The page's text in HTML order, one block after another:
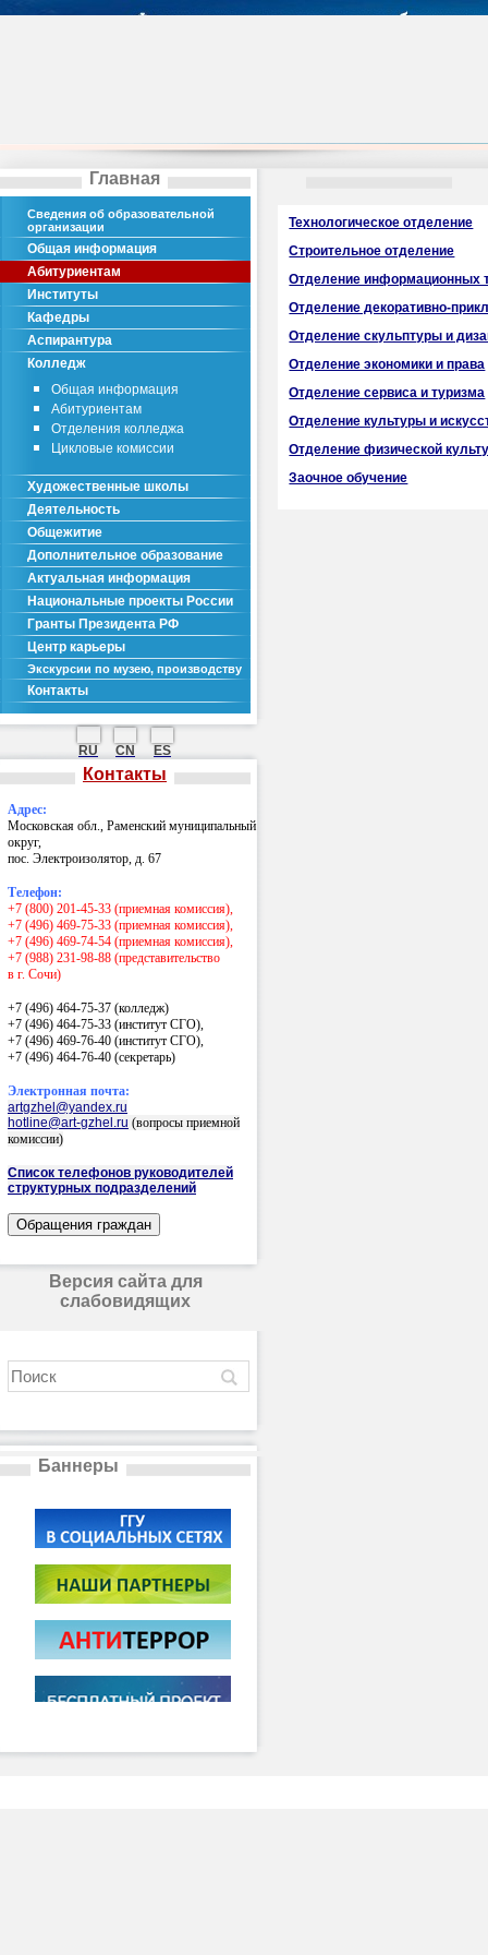
Главная
Сведения об образовательной
организации
Общая информация
Абитуриентам
Институты
Кафедры
Аспирантура
Колледж
Общая информация
Абитуриентам
Отделения колледжа
Цикловые комиссии
Художественные школы
Деятельность
Общежитие
Дополнительное образование
Актуальная информация
Национальные проекты России
Гранты Президента РФ
Центр карьеры
Экскурсии по музею, производству
Контакты
RU CN ES
Контакты
Адрес:
Московская обл., Раменский муниципальный
округ,
пос. Электроизолятор, д. 67
Телефон:
+7 (800) 201-45-33 (приемная комиссия),
+7 (496) 469-75-33 (приемная комиссия),
+7 (496) 469-74-54 (приемная комиссия),
+7 (988) 231-98-88 (представительство
в г. Сочи)
+7 (496) 464-75-37 (колледж)
+7 (496) 464-75-33 (институт СГО),
+7 (496) 469-76-40 (институт СГО),
+7 (496) 464-76-40 (секретарь)
Электронная почта:
artgzhel@yandex.ru
hotline@art-gzhel.ru (вопросы приемной
комиссии)
Список телефонов руководителей
структурных подразделений
Версия сайта для
слабовидящих
Баннеры
Технологическое отделение
Строительное отделение
Отделение информационных
Отделение декоративно-
Отделение скульптуры и
Отделение экономики и права
Отделение сервиса и туризма
Отделение культуры и
Отделение физической
Заочное обучение